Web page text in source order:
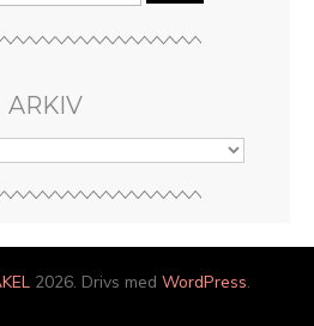
ARKIV
2026. Drivs med WordPress